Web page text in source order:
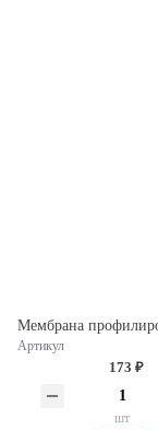
Артикул
173 ₽
шт